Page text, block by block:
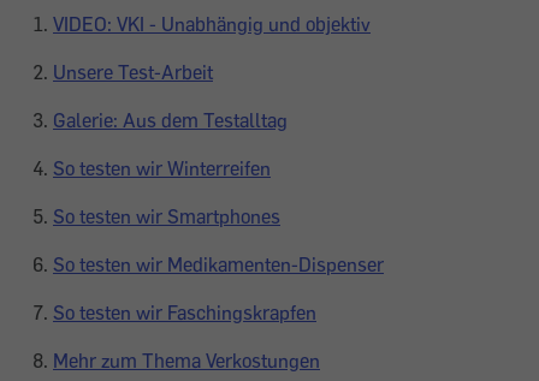
VIDEO: VKI - Unabhängig und objektiv
Unsere Test-Arbeit
Galerie: Aus dem Testalltag
So testen wir Winterreifen
So testen wir Smartphones
So testen wir Medikamenten-Dispenser
So testen wir Faschingskrapfen
Mehr zum Thema Verkostungen